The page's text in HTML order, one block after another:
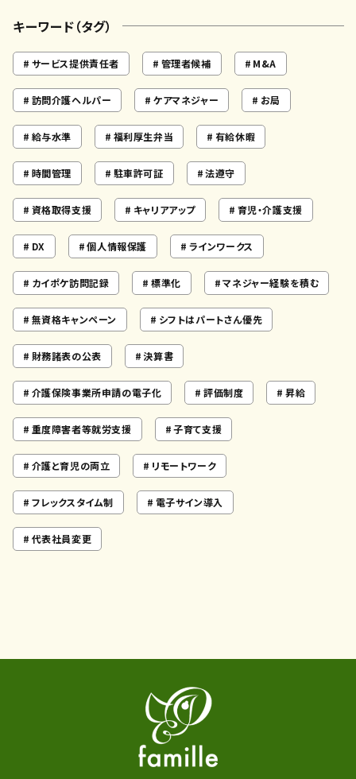
キーワード（タグ）
サービス提供責任者 管理者候補 M&A
訪問介護ヘルパー ケアマネジャー お局
給与水準 福利厚生弁当 有給休暇
時間管理 駐車許可証 法遵守
資格取得支援 キャリアアップ 育児・介護支援
DX 個人情報保護 ラインワークス
カイポケ訪問記録 標準化 マネジャー経験を積む
無資格キャンペーン シフトはパートさん優先
財務諸表の公表 決算書
介護保険事業所申請の電子化 評価制度 昇給
重度障害者等就労支援 子育て支援
介護と育児の両立 リモートワーク
フレックスタイム制 電子サイン導入
代表社員変更